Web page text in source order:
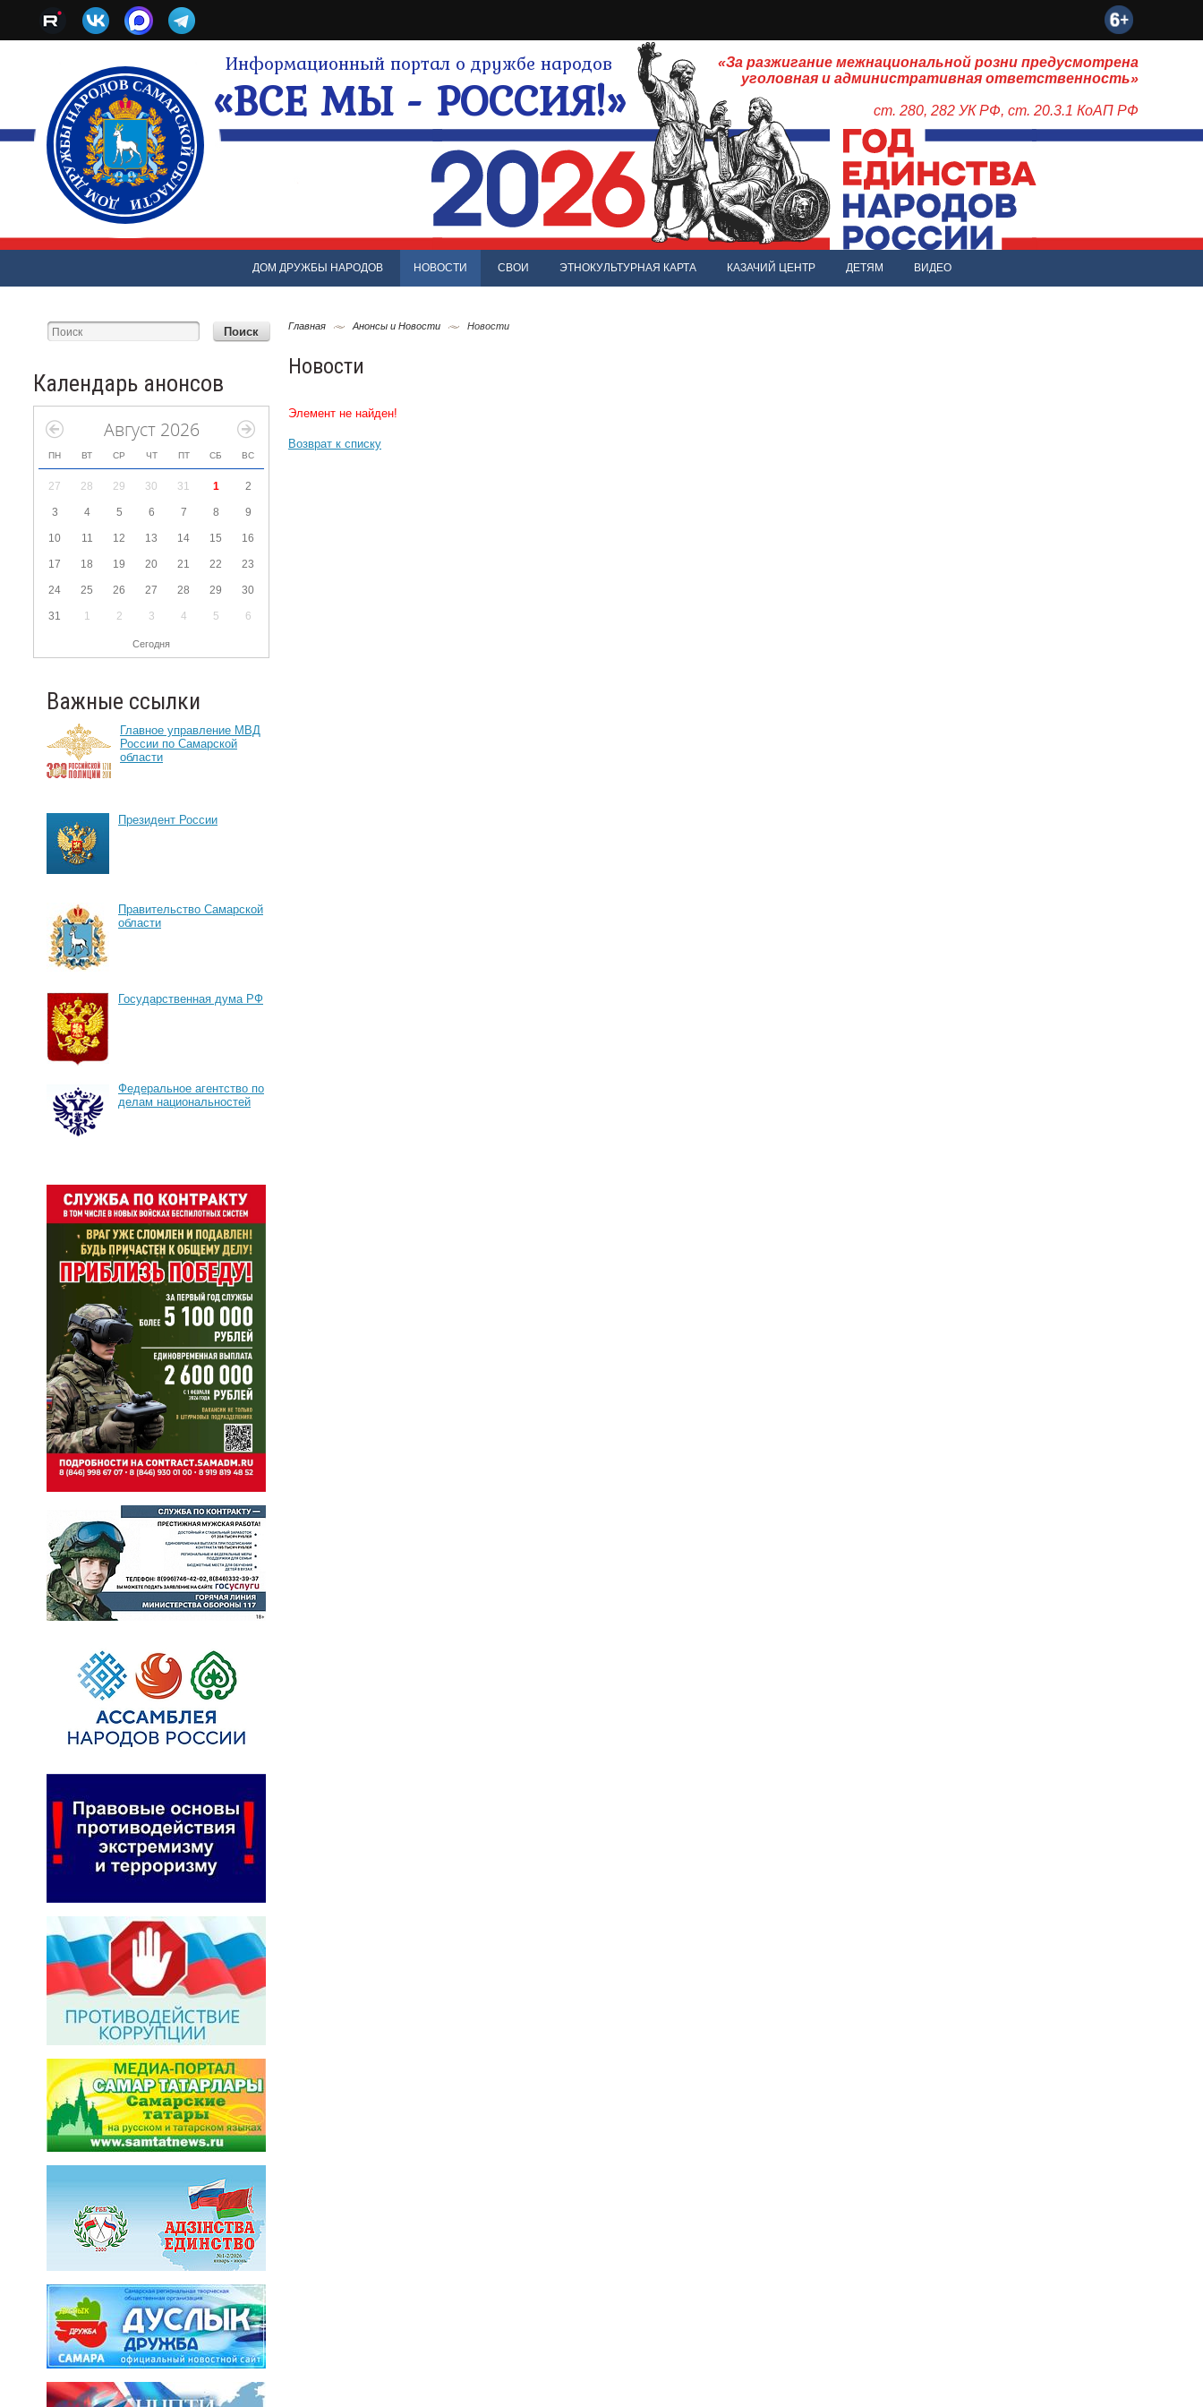
Информационный портал о дружбе народов
«ВСЕ МЫ - РОССИЯ!»
«За разжигание межнациональной розни предусмотрена
уголовная и административная ответственность»
ст. 280, 282 УК РФ, ст. 20.3.1 КоАП РФ
ДОМ ДРУЖБЫ НАРОДОВ НОВОСТИ СВОИ ЭТНОКУЛЬТУРНАЯ КАРТА КАЗАЧИЙ ЦЕНТР ДЕТЯМ ВИДЕО
Календарь анонсов
Август 2026
ПН ВТ СР ЧТ ПТ СБ ВС
27 28 29 30 31 1 2
3 4 5 6 7 8 9
10 11 12 13 14 15 16
17 18 19 20 21 22 23
24 25 26 27 28 29 30
31 1 2 3 4 5 6
Сегодня
Важные ссылки
Главное управление МВД
России по Самарской
области
Президент России
Правительство Самарской
области
Государственная дума РФ
Федеральное агентство по
делам национальностей
Главная Анонсы и Новости Новости
Новости
Элемент не найден!
Возврат к списку